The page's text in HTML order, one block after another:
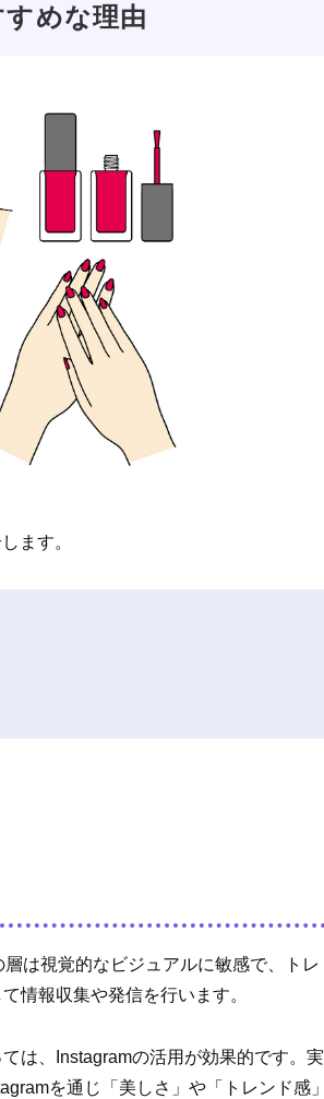
めな理由
ます。
層は視覚的なビジュアルに敏感で、トレ
情報収集や発信を行います。
は、Instagramの活用が効果的です。実
を通じ「美しさ」や「トレンド感」